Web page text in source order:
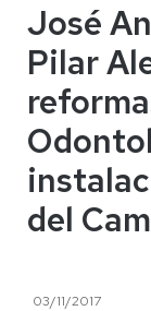
José
Pilar
del
03/11/2017